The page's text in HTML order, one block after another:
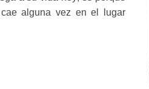
alguna vez en el lugar